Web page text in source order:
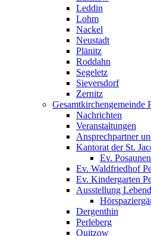
Leddin
Lohm
Nackel
Neustadt
Plänitz
Roddahn
Segeletz
Sieversdorf
Zernitz
Gesamtkirchengemeinde
Nachrichten
Veranstaltungen
Ansprechpartner
Kantorat der St.
Ev.
Ev. Waldfriedhof
Ev. Kindergarten
Ausstellung
Dergenthin
Perleberg
Quitzow